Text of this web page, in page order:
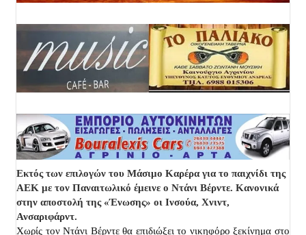
Εκτός των επιλογών του Μάσιμο Καρέρα για το παιχνίδι της
ΑΕΚ με τον Παναιτωλικό έμεινε ο Ντάνι Βέρντε. Κανονικά
στην αποστολή της «Ένωσης» οι Ινσούα, Χνιντ,
Ανσαριφάρντ.
Χωρίς τον Ντάνι Βέρντε θα επιδιώξει το νικηφόρο ξεκίνημα στο